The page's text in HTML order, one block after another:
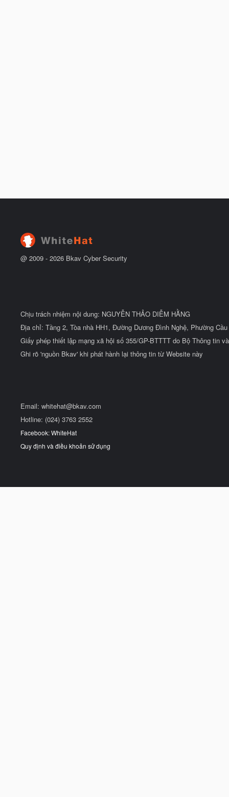
@ 2009 - 2026 Bkav Cyber Security
Chịu trách nhiệm nội dung: NGUYỄN THẢO DIỄM HẰNG
Địa chỉ: Tầng 2, Tòa nhà HH1, Đường Dương Đình Nghệ, Phường
Giấy phép thiết lập mạng xã hội số 355/GP-BTTTT do Bộ Thông tin
Ghi rõ 'nguồn Bkav' khi phát hành lại thông tin từ Website này
Email: whitehat@bkav.com
Hotline: (024) 3763 2552
Facebook: WhiteHat
Quy định và điều khoản sử dụng